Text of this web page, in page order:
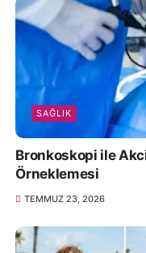
SAĞLIK
Bronkoskopi ile
Örneklemesi
TEMMUZ 23, 2026